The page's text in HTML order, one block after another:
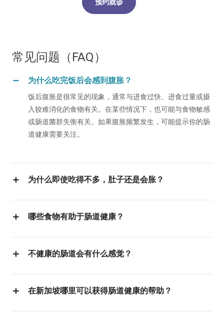
预约就诊
常见问题（FAQ）
为什么吃完饭后会感到腹胀？
饭后腹胀是很常见的现象，通常与进食过快、进食过量或摄
入较难消化的食物有关。在某些情况下，也可能与食物敏感
或肠道菌群失衡有关。如果腹胀频繁发生，可能提示你的肠
道健康需要关注。
为什么即使吃得不多，肚子还是会胀？
会直接影响消化功能，即使进食不多也可能出现不适。
哪些食物有助于肠道健康？
群，促进消化功能。
不健康的肠道会有什么感觉？
层的消化系统失衡。
在新加坡哪里可以获得肠道健康的帮助？